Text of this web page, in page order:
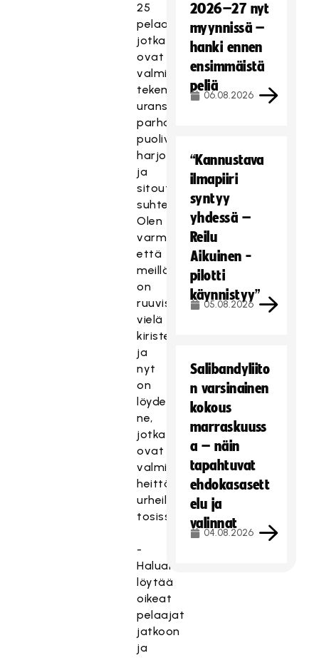
25
pelaajaa,
jotka
ovat
valmiita
tekemään
uransa
parhaan
puolivuotisjakson
harjoittelun
ja
sitoutumisen
suhteen.
Olen
varma,
että
meillä
on
ruuvissa
vielä
kiristettävää
ja
nyt
on
löydettävä
ne,
jotka
ovat
valmiita
heittäytymään
urheilulle
tosissaan.
-
Haluamme
löytää
oikeat
pelaajat
jatkoon
ja
2026–27 nyt
myynnissä –
hanki ennen
ensimmäistä
peliä
06.08.2026
“Kannustava
ilmapiiri
syntyy
yhdessä –
Reilu
Aikuinen -
pilotti
käynnistyy”
05.08.2026
Salibandyliito
n varsinainen
kokous
marraskuuss
a – näin
tapahtuvat
ehdokasasett
elu ja
valinnat
04.08.2026